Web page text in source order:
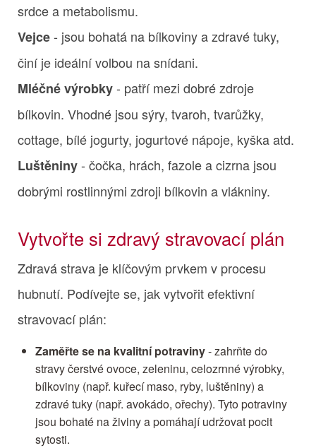
srdce a metabolismu.
Vejce- jsou bohatá na bílkoviny a zdravé tuky,
činí je ideální volbou na snídani.
Mléčné výrobky- patří mezi dobré zdroje
bílkovin. Vhodné jsou sýry, tvaroh, tvarůžky,
cottage, bílé jogurty, jogurtové nápoje, kyška atd.
Luštěniny- čočka, hrách, fazole a cizrna jsou
dobrými rostlinnými zdroji bílkovin a vlákniny.
Vytvořte si zdravý stravovací plán
Zdravá strava je klíčovým prvkem v procesu
hubnutí. Podívejte se, jak vytvořit efektivní
stravovací plán:
Zaměřte se na kvalitní potraviny- zahrňte do
stravy čerstvé ovoce, zeleninu, celozrnné výrobky,
bílkoviny (např. kuřecí maso, ryby, luštěniny) a
zdravé tuky (např. avokádo, ořechy). Tyto potraviny
jsou bohaté na živiny a pomáhají udržovat pocit
sytosti.